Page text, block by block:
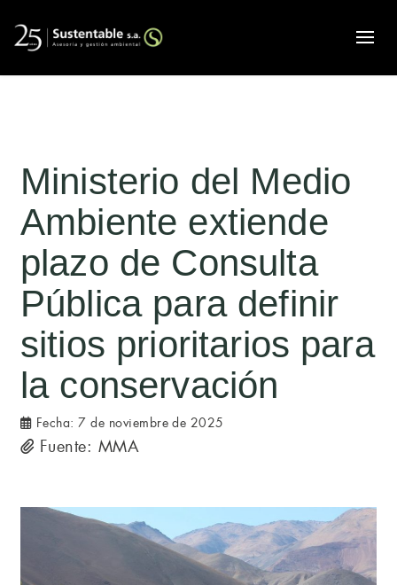
Ministerio del Medio
Ambiente extiende
plazo de Consulta
Pública para definir
sitios prioritarios para
la conservación
Fecha:7 de noviembre de 2025
Fuente: MMA